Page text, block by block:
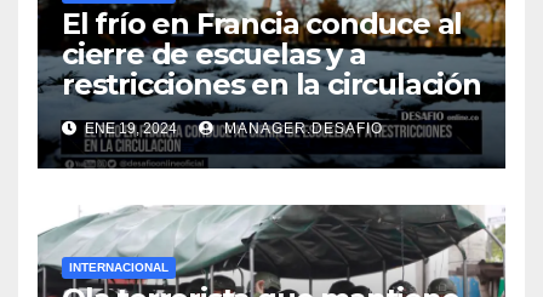
El frío en Francia conduce al
cierre de escuelas y a
restricciones en la circulación
ENE 19, 2024 MANAGER.DESAFIO
INTERNACIONAL